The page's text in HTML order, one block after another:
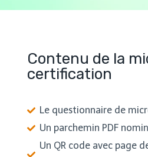
Contenu de la
certification
Le questionnaire de
Un parchemin PDF
Un QR code avec page